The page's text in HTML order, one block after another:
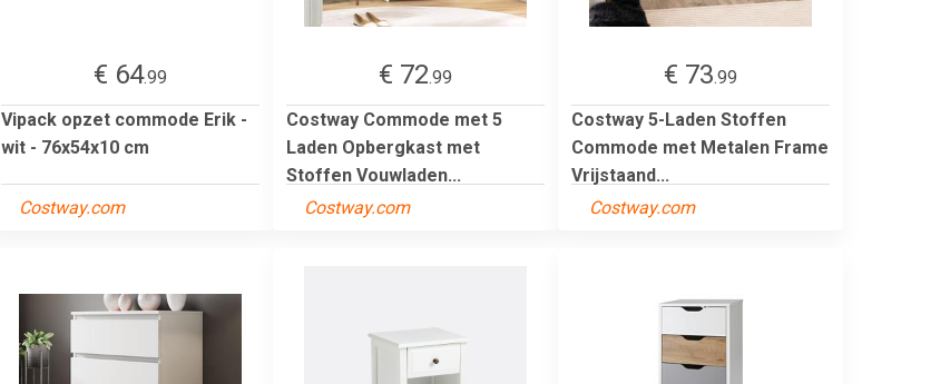
€ 64.99
Vipack opzet commode Erik -
wit - 76x54x10 cm
Costway.com
€ 72.99
Costway Commode met 5
Laden Opbergkast met
Stoffen Vouwladen...
Costway.com
€ 73.99
Costway 5-Laden Stoffen
Commode met Metalen Frame
Vrijstaand...
Costway.com